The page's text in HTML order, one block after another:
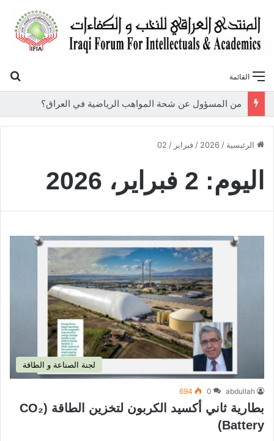
القائمة
من المسؤول عن شحة المواهب الرياضية في العراق؟
الرئيسية /
2026
/ فبراير /
02
اليوم: 2 فبراير، 2026
لجنة الصناعة و الطاقة
abdullah
0
694
بطارية ثاني أكسيد الكربون لتخزين الطاقة (CO₂
Battery)